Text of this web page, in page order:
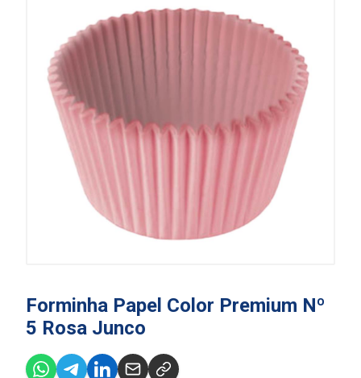
Forminha Papel Color Premium Nº
5 Rosa Junco